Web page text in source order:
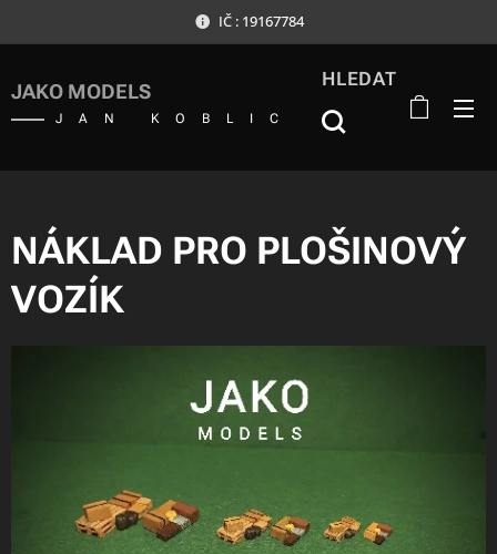
IČ : 19167784
JAKO MODELS
JAN KOBLIC
HLEDAT
NÁKLAD PRO PLOŠINOVÝ
VOZÍK